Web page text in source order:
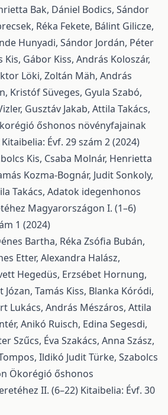
Bak, Dániel Bodics, Sándor
Réka Fekete, Bálint Gilicze,
Hunyadi, Sándor Jordán, Péter
Kis, Gábor Kiss, András Koloszár,
Löki, Zoltán Mäh, András
Kristóf Süveges, Gyula Szabó,
Gusztáv Jakab, Attila Takács,
őshonos növényfajainak
Kitaibelia: Évf. 29 szám 2 (2024)
Kis, Csaba Molnár, Henrietta
Kozma-Bognár, Judit Sonkoly,
Takács, Adatok idegenhonos
Magyarországon I. (1–6)
1 (2024)
Bartha, Réka Zsófia Bubán,
Etter, Alexandra Halász,
Hegedüs, Erzsébet Hornung,
Tamás Kiss, Blanka Kóródi,
Lukács, András Mészáros, Attila
Anikó Ruisch, Edina Segesdi,
Szűcs, Éva Szakács, Anna Szász,
Ildikó Judit Türke, Szabolcs
Ökorégió őshonos
II. (6–22) Kitaibelia: Évf. 30